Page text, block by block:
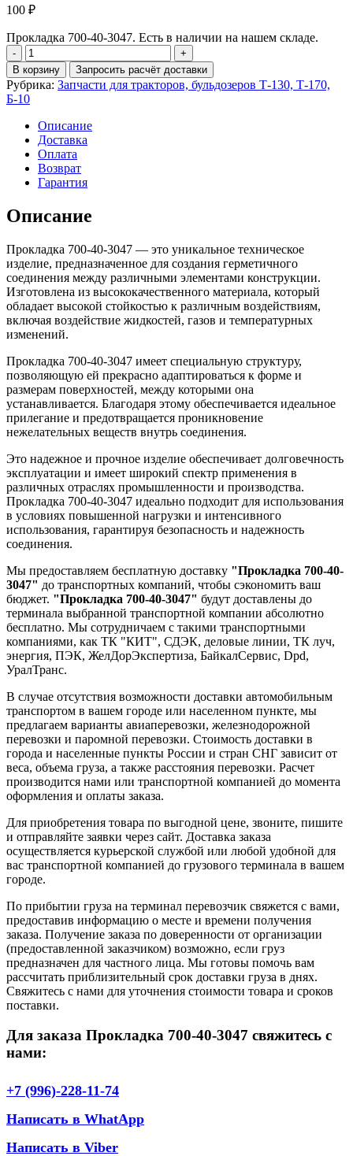
100 ₽
Прокладка 700-40-3047. Есть в наличии на нашем складе.
Количество
Прокладка
700-
40-
3047
В корзину Запросить расчёт доставки
Рубрика: Запчасти для тракторов, бульдозеров Т-130, Т-170,
Б-10
Описание
Доставка
Оплата
Возврат
Гарантия
Описание
Прокладка 700-40-3047 — это уникальное техническое
изделие, предназначенное для создания герметичного
соединения между различными элементами конструкции.
Изготовлена из высококачественного материала, который
обладает высокой стойкостью к различным воздействиям,
включая воздействие жидкостей, газов и температурных
изменений.
Прокладка 700-40-3047 имеет специальную структуру,
позволяющую ей прекрасно адаптироваться к форме и
размерам поверхностей, между которыми она
устанавливается. Благодаря этому обеспечивается идеальное
прилегание и предотвращается проникновение
нежелательных веществ внутрь соединения.
Это надежное и прочное изделие обеспечивает долговечность
эксплуатации и имеет широкий спектр применения в
различных отраслях промышленности и производства.
Прокладка 700-40-3047 идеально подходит для использования
в условиях повышенной нагрузки и интенсивного
использования, гарантируя безопасность и надежность
соединения.
Мы предоставляем бесплатную доставку "Прокладка 700-40-
3047" до транспортных компаний, чтобы сэкономить ваш
бюджет. "Прокладка 700-40-3047" будут доставлены до
терминала выбранной транспортной компании абсолютно
бесплатно. Мы сотрудничаем с такими транспортными
компаниями, как ТК "КИТ", СДЭК, деловые линии, ТК луч,
энергия, ПЭК, ЖелДорЭкспертиза, БайкалСервис, Dpd,
УралТранс.
В случае отсутствия возможности доставки автомобильным
транспортом в вашем городе или населенном пункте, мы
предлагаем варианты авиаперевозки, железнодорожной
перевозки и паромной перевозки. Стоимость доставки в
города и населенные пункты России и стран СНГ зависит от
веса, объема груза, а также расстояния перевозки. Расчет
производится нами или транспортной компанией до момента
оформления и оплаты заказа.
Для приобретения товара по выгодной цене, звоните, пишите
и отправляйте заявки через сайт. Доставка заказа
осуществляется курьерской службой или любой удобной для
вас транспортной компанией до грузового терминала в вашем
городе.
По прибытии груза на терминал перевозчик свяжется с вами,
предоставив информацию о месте и времени получения
заказа. Получение заказа по доверенности от организации
(предоставленной заказчиком) возможно, если груз
предназначен для частного лица. Мы готовы помочь вам
рассчитать приблизительный срок доставки груза в днях.
Свяжитесь с нами для уточнения стоимости товара и сроков
поставки.
Для заказа Прокладка 700-40-3047 свяжитесь с
нами:
+7 (996)-228-11-74
Написать в WhatApp
Написать в Viber